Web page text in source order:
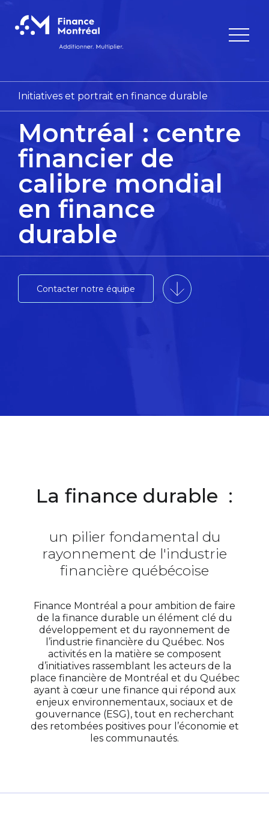
Initiatives et portrait en finance durable
Montréal : centre
financier de
calibre mondial
en finance
durable
Contacter notre équipe
La finance durable :
un pilier fondamental du
rayonnement de l'industrie
financière québécoise
Finance Montréal a pour ambition de faire
de la finance durable un élément clé du
développement et du rayonnement de
l’industrie financière du Québec. Nos
activités en la matière se composent
d’initiatives rassemblant les acteurs de la
place financière de Montréal et du Québec
ayant à cœur une finance qui répond aux
enjeux environnementaux, sociaux et de
gouvernance (ESG), tout en recherchant
des retombées positives pour l’économie et
les communautés.